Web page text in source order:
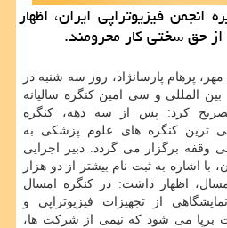
فیزیوتراپی ایران، اظهار
حق سختی كار محرومند.
پرهام پارسانژاد، روز سه شنبه در
المللی و سی امین كنگره سالیانه
تصریح كرد: پس از سه دهه، كنگره
ترین كنگره های علوم پزشكی به
برگزار می گردد. دبیر اجرایی
با اشاره به ثبت نام بیشتر از دو هزار
اظهار داشت: در كنگره امسال
از تجهیزات فیزیوتراپی و
حضور ۱۱۰ شركت برپا می شود كه نیمی از شركت ها،